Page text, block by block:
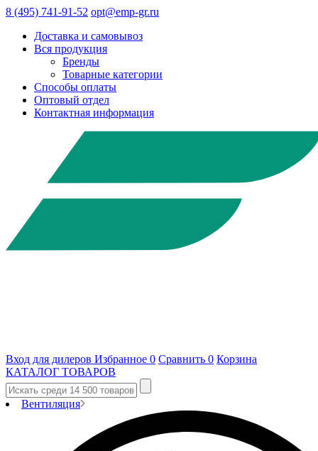
8 (495) 741-91-52 opt@emp-gr.ru
Доставка и самовывоз
Вся продукция
Бренды
Товарные категории
Способы оплаты
Оптовый отдел
Контактная информация
Вход для дилеров Избранное 0 Сравнить 0 Корзина
КАТАЛОГ ТОВАРОВ
Вентиляция